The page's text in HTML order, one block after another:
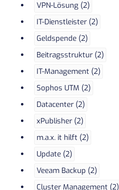
VPN-Lösung (2)
IT-Dienstleister (2)
Geldspende (2)
Beitragsstruktur (2)
IT-Management (2)
Sophos UTM (2)
Datacenter (2)
xPublisher (2)
m.a.x. it hilft (2)
Update (2)
Veeam Backup (2)
Cluster Management (2)